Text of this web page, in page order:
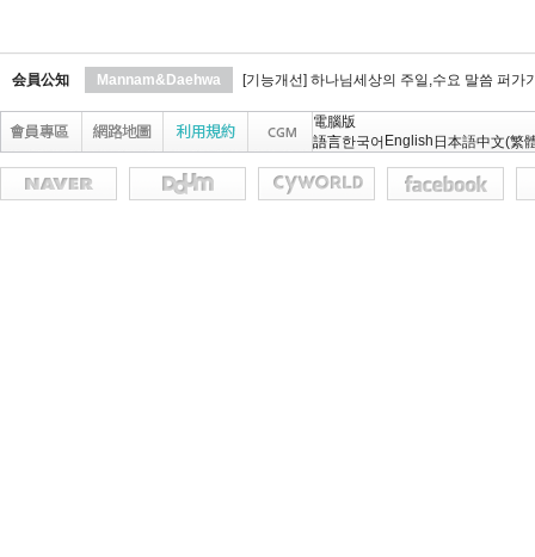
会員公知 Mannam&Daehwa [기능개선] 하나님세상의 주일,수요 말씀 퍼가
電腦版
語言한국어 English 日本語中文(繁